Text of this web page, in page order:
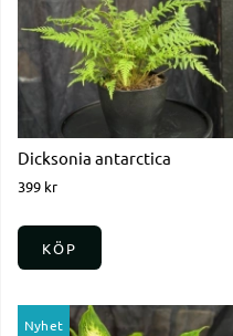
Dicksonia antarctica
399 kr
KÖP
Nyhet